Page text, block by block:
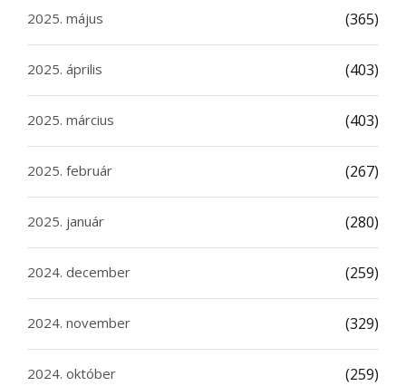
2025. május (365)
2025. április (403)
2025. március (403)
2025. február (267)
2025. január (280)
2024. december (259)
2024. november (329)
2024. október (259)